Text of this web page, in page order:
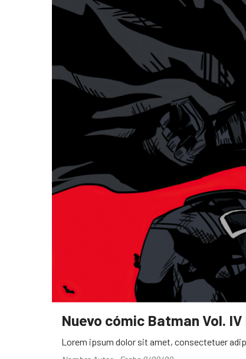
Nuevo cómic Batman Vol.
Lorem ipsum dolor sit amet, consectetuer